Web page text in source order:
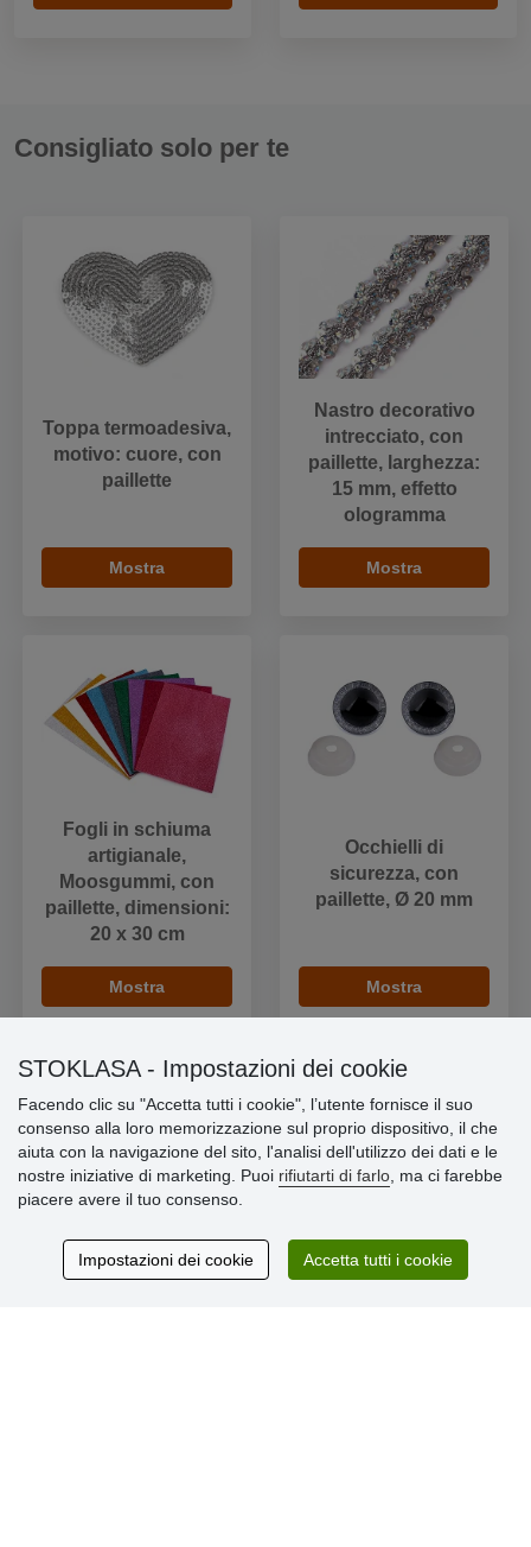
Consigliato solo per te
Toppa termoadesiva,
motivo: cuore, con
paillette
Mostra
Nastro decorativo
intrecciato, con
paillette, larghezza:
15 mm, effetto
ologramma
Mostra
Fogli in schiuma
artigianale,
Moosgummi, con
paillette, dimensioni:
20 x 30 cm
Mostra
Occhielli di
sicurezza, con
paillette, Ø 20 mm
Mostra
Informazioni importanti
» Impostazioni dei cookie
» Termini & Condizioni
» Consegna e pagamento
» Garanzia e resi
STOKLASA - Impostazioni dei cookie
Facendo clic su "Accetta tutti i cookie", l’utente fornisce il suo
consenso alla loro memorizzazione sul proprio dispositivo, il che
aiuta con la navigazione del sito, l'analisi dell'utilizzo dei dati e le
nostre iniziative di marketing. Puoi rifiutarti di farlo , ma ci farebbe
piacere avere il tuo consenso.
Impostazioni dei cookie Accetta tutti i cookie